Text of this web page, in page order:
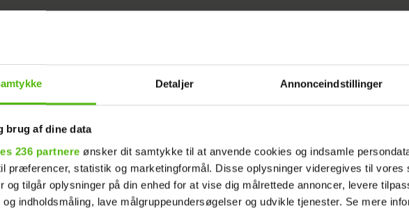
Detaljer Annonceindstillinger
brug af dine data
236 partnere ønsker dit samtykke til at anvende cookies og indsamle
præferencer, statistik og marketingformål. Disse oplysninger videregives til vores
og tilgår oplysninger på din enhed for at vise dig målrettede annoncer, levere
og indholdsmåling, lave målgruppeundersøgelser og udvikle tjenester. Se mere